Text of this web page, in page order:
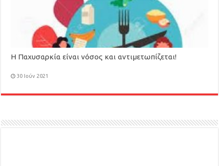
Η Παχυσαρκία είναι νόσος και αντιμετωπίζεται!
30 Ιούν 2021